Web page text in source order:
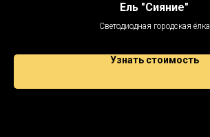
Ель "Сияние"
Светодиодная городская ёлка
Узнать стоимость